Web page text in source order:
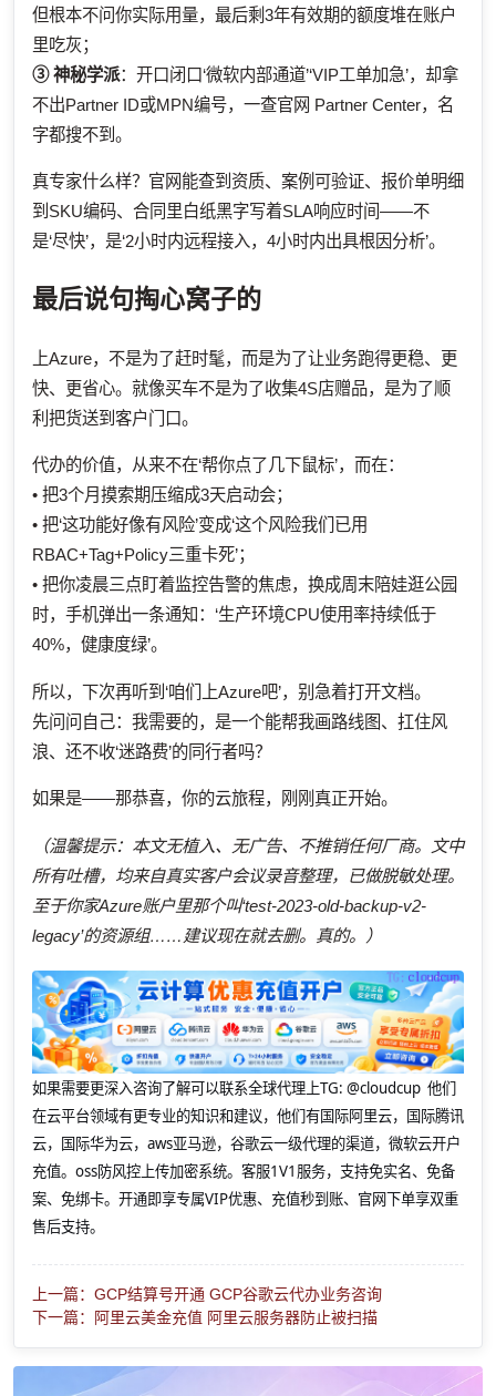
但根本不问你实际用量，最后剩3年有效期的额度堆在账户
里吃灰；
③ 神秘学派：开口闭口‘微软内部通道’‘VIP工单加急’，却拿
不出Partner ID或MPN编号，一查官网 Partner Center，名
字都搜不到。
真专家什么样？官网能查到资质、案例可验证、报价单明细
到SKU编码、合同里白纸黑字写着SLA响应时间——不
是‘尽快’，是‘2小时内远程接入，4小时内出具根因分析’。
最后说句掏心窝子的
上Azure，不是为了赶时髦，而是为了让业务跑得更稳、更
快、更省心。就像买车不是为了收集4S店赠品，是为了顺
利把货送到客户门口。
代办的价值，从来不在‘帮你点了几下鼠标’，而在：
• 把3个月摸索期压缩成3天启动会；
• 把‘这功能好像有风险’变成‘这个风险我们已用
RBAC+Tag+Policy三重卡死’；
• 把你凌晨三点盯着监控告警的焦虑，换成周末陪娃逛公园
时，手机弹出一条通知：‘生产环境CPU使用率持续低于
40%，健康度绿’。
所以，下次再听到‘咱们上Azure吧’，别急着打开文档。
先问问自己：我需要的，是一个能帮我画路线图、扛住风
浪、还不收‘迷路费’的同行者吗？
如果是——那恭喜，你的云旅程，刚刚真正开始。
（温馨提示：本文无植入、无广告、不推销任何厂商。文中
所有吐槽，均来自真实客户会议录音整理，已做脱敏处理。
至于你家Azure账户里那个叫‘test-2023-old-backup-v2-
legacy’的资源组……建议现在就去删。真的。）
如果需要更深入咨询了解可以联系全球代理上TG: @cloudcup 他们
在云平台领域有更专业的知识和建议，他们有国际阿里云，国际腾讯
云，国际华为云，aws亚马逊，谷歌云一级代理的渠道，微软云开户
充值。oss防风控上传加密系统。客服1V1服务，支持免实名、免备
案、免绑卡。开通即享专属VIP优惠、充值秒到账、官网下单享双重
售后支持。
上一篇：GCP结算号开通 GCP谷歌云代办业务咨询
下一篇：阿里云美金充值 阿里云服务器防止被扫描